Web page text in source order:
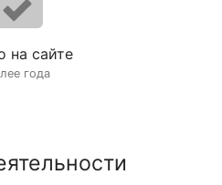
на сайте
года